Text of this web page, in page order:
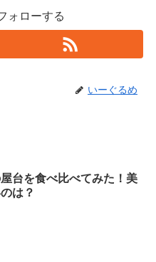
ォローする
いーぐるめ
台を食べ比べてみた！美
は？